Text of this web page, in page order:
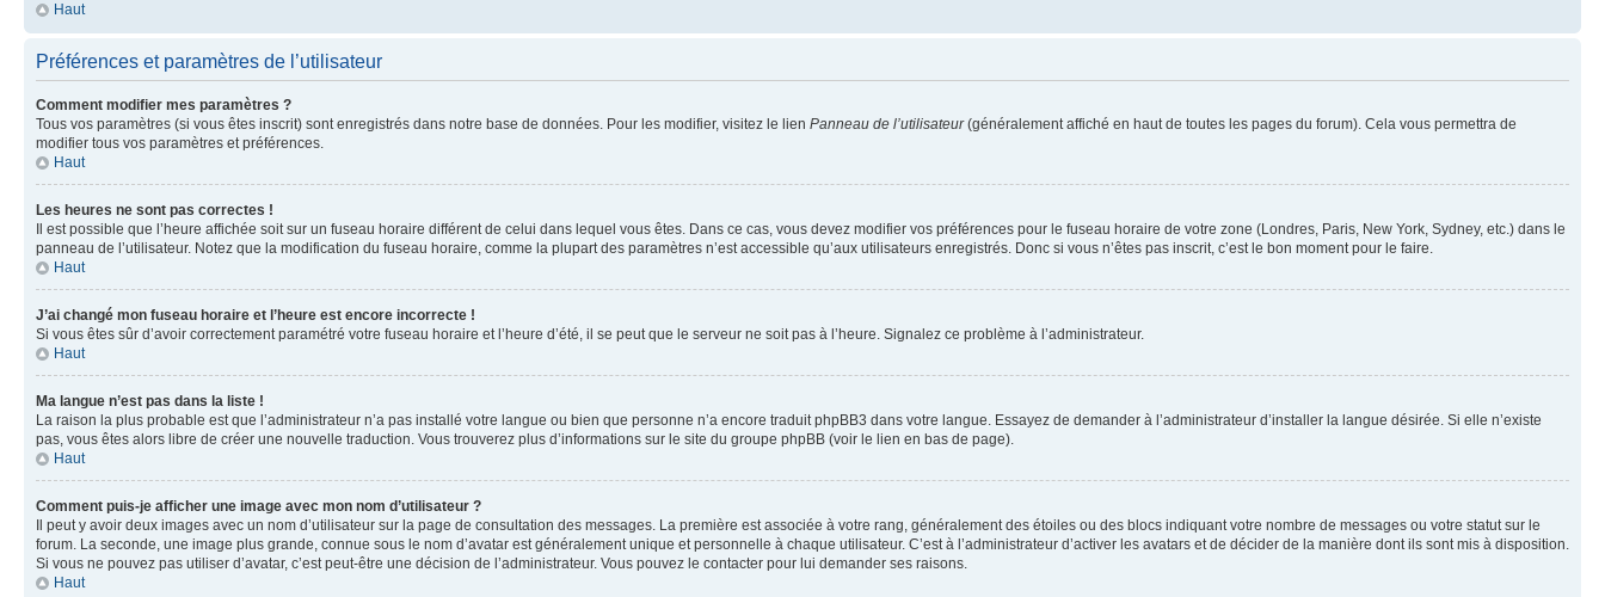
Haut
Préférences et paramètres de l’utilisateur
Comment modifier mes paramètres ?
Tous vos paramètres (si vous êtes inscrit) sont enregistrés dans notre base de données. Pour les modifier, visitez le lien Panneau de l’utilisateur(généralement affiché en haut de toutes les pages du forum). Cela vous permettra de
modifier tous vos paramètres et préférences.
Haut
Les heures ne sont pas correctes !
Il est possible que l’heure affichée soit sur un fuseau horaire différent de celui dans lequel vous êtes. Dans ce cas, vous devez modifier vos préférences pour le fuseau horaire de votre zone (Londres, Paris, New York, Sydney, etc.) dans le
panneau de l’utilisateur. Notez que la modification du fuseau horaire, comme la plupart des paramètres n’est accessible qu’aux utilisateurs enregistrés. Donc si vous n’êtes pas inscrit, c’est le bon moment pour le faire.
Haut
J’ai changé mon fuseau horaire et l’heure est encore incorrecte !
Si vous êtes sûr d’avoir correctement paramétré votre fuseau horaire et l’heure d’été, il se peut que le serveur ne soit pas à l’heure. Signalez ce problème à l’administrateur.
Haut
Ma langue n’est pas dans la liste !
La raison la plus probable est que l’administrateur n’a pas installé votre langue ou bien que personne n’a encore traduit phpBB3 dans votre langue. Essayez de demander à l’administrateur d’installer la langue désirée. Si elle n’existe
pas, vous êtes alors libre de créer une nouvelle traduction. Vous trouverez plus d’informations sur le site du groupe phpBB (voir le lien en bas de page).
Haut
Comment puis-je afficher une image avec mon nom d’utilisateur ?
Il peut y avoir deux images avec un nom d’utilisateur sur la page de consultation des messages. La première est associée à votre rang, généralement des étoiles ou des blocs indiquant votre nombre de messages ou votre statut sur le
forum. La seconde, une image plus grande, connue sous le nom d’avatar est généralement unique et personnelle à chaque utilisateur. C’est à l’administrateur d’activer les avatars et de décider de la manière dont ils sont mis à disposition.
Si vous ne pouvez pas utiliser d’avatar, c’est peut-être une décision de l’administrateur. Vous pouvez le contacter pour lui demander ses raisons.
Haut